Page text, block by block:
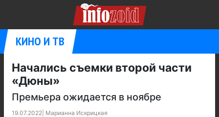
КИНО И ТВ
Начались съемки второй части
«Дюны»
Премьера ожидается в ноябре
19.07.2022 Марианна Искрицкая